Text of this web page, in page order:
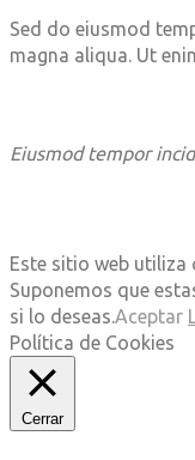
Sed do eiusmod
magna aliqua. Ut
Eiusmod tempor
Este sitio web utiliza
Suponemos que
si lo deseas.Aceptar
Política de Cookies
Cerrar